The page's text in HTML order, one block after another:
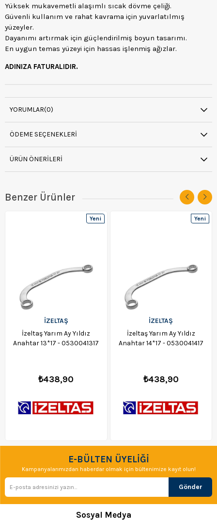
Yüksek mukavemetli alaşımlı sıcak dövme çeliği.
Güvenli kullanım ve rahat kavrama için yuvarlatılmış
yüzeyler.
Dayanımı artırmak için güçlendirilmiş boyun tasarımı.
En uygun temas yüzeyi için hassas işlenmiş ağızlar.
ADINIZA FATURALIDIR.
YORUMLAR(0)
ÖDEME SEÇENEKLERI
ÜRÜN ÖNERILERI
Benzer Ürünler
İZELTAŞ
İzeltaş Yarım Ay Yıldız
Anahtar 13*17 - 0530041317
₺438,90
Yeni
İZELTAŞ
İzeltaş Yarım Ay Yıldız
Anahtar 14*17 - 0530041417
₺438,90
Yeni
E-BÜLTEN ÜYELİĞİ
Kampanyalarımızdan haberdar olmak için bültenimize kayıt olun!
Gönder
Sosyal Medya